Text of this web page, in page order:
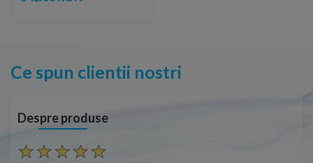
Ce spun clientii nostri
Despre produse